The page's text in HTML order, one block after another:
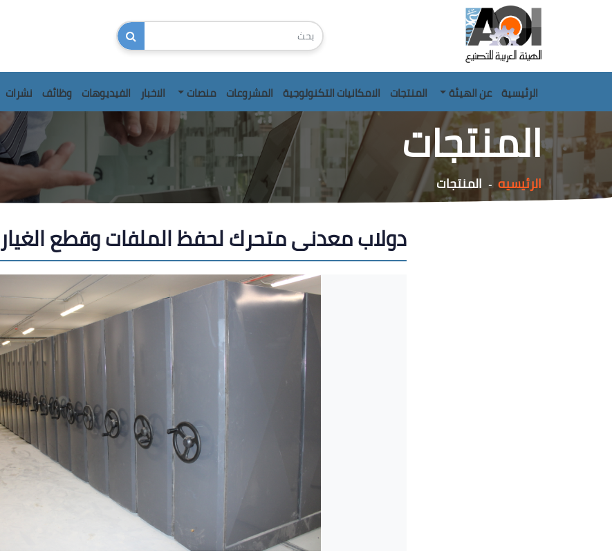
الرئيسية عن الهيئة المنتجات الامكانيات التكنولوجية المشروعات منصات الاخبار الفيديوهات وظائف نشرات
المنتجات
الرئيسيه - المنتجات
دولاب معدنى متحرك لحفظ الملفات وقطع الغيار